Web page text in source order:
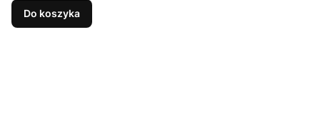
Do koszyka